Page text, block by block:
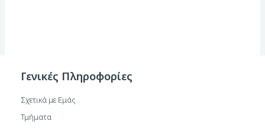
Γενικές Πληροφορίες
Σχετικά με Εμάς
Τμήματα